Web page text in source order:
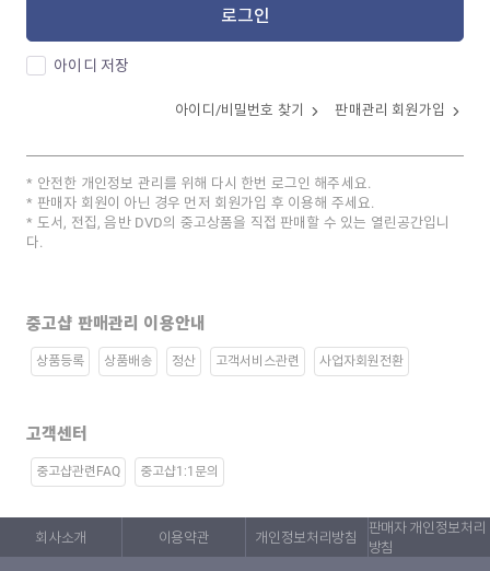
로그인
아이디 저장
아이디/비밀번호 찾기 판매관리 회원가입
안전한 개인정보 관리를 위해 다시 한번 로그인 해주세요.
판매자 회원이 아닌 경우 먼저 회원가입 후 이용해 주세요.
도서, 전집, 음반 DVD의 중고상품을 직접 판매할 수 있는 열린공간입니
다.
중고샵 판매관리 이용안내
상품등록 상품배송 정산 고객서비스관련 사업자회원전환
고객센터
중고샵관련FAQ 중고샵1:1문의
회사소개 이용약관 개인정보처리방침
판매자 개인정보처리
방침